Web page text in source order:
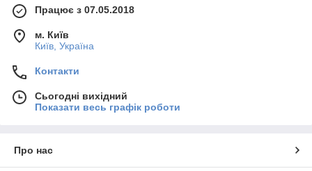
Працює з 07.05.2018
м. Київ
Київ, Україна
Контакти
Сьогодні вихідний
Показати весь графік роботи
Про нас